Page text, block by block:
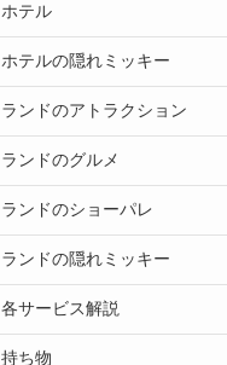
ホテル
ホテルの隠れミッキー
ランドのアトラクション
ランドのグルメ
ランドのショーパレ
ランドの隠れミッキー
各サービス解説
持ち物